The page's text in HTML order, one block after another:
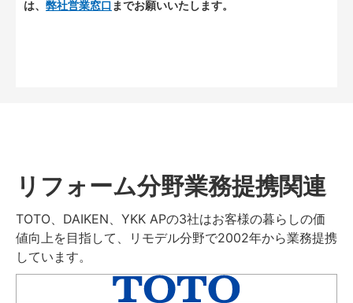
は、 弊社営業窓口 までお願いいたします。
リフォーム分野業務提携関連
TOTO、DAIKEN、YKK APの3社はお客様の暮らしの価
値向上を目指して、リモデル分野で2002年から業務提携
しています。